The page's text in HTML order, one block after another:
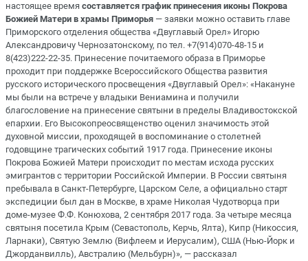
настоящее время составляется график принесения иконы Покрова
Божией Матери в храмы Приморья — заявки можно оставить главе
Приморского отделения общества «Двуглавый Орел» Игорю
Александровичу Чернозатонскому, по тел. +7(914)070-48-15 и
8(423)222-22-35. Принесение почитаемого образа в Приморье
проходит при поддержке Всероссийского Общества развития
русского исторического просвещения «Двуглавый Орел»: «Накануне
мы были на встрече у владыки Вениамина и получили
благословение на принесение святыни в пределы Владивостокской
епархии. Его Высокопреосвященство оценил значимость этой
духовной миссии, проходящей в воспоминание о столетней
годовщине трагических событий 1917 года. Принесение иконы
Покрова Божией Матери происходит по местам исхода русских
эмигрантов с территории Российской Империи. В России святыня
пребывала в Санкт-Петербурге, Царском Селе, а официально старт
экспедиции был дан в Москве, в храме Николая Чудотворца при
доме-музее Ф.Ф. Конюхова, 2 сентября 2017 года. За четыре месяца
святыня посетила Крым (Севастополь, Керчь, Ялта), Кипр (Никоссия,
Ларнаки), Святую Землю (Вифлеем и Иерусалим), США (Нью-Йорк и
Джорданвилль), Австралию (Мельбурн)», — рассказал